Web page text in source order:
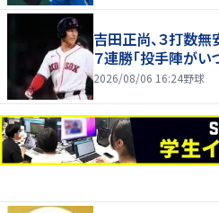
吉田正尚、３打数無
７連勝「投手陣が
2026/08/06 16:24野球